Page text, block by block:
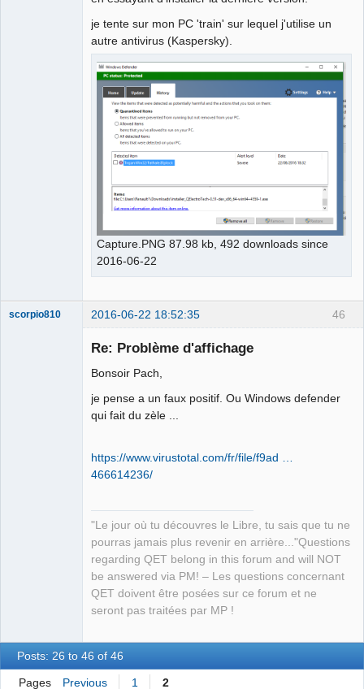
je tente sur mon PC 'train' sur lequel j'utilise un
autre antivirus (Kaspersky).
Capture.PNG 87.98 kb, 492 downloads since
2016-06-22
46
scorpio810 2016-06-22 18:52:35
Re: Problème d'affichage
Bonsoir Pach,
je pense a un faux positif. Ou Windows defender
qui fait du zèle ...
https://www.virustotal.com/fr/file/f9ad …
466614236/
"Le jour où tu découvres le Libre, tu sais que tu ne
pourras jamais plus revenir en arrière..."Questions
regarding QET belong in this forum and will NOT
be answered via PM! – Les questions concernant
QET doivent être posées sur ce forum et ne
seront pas traitées par MP !
Posts: 26 to 46 of 46
Pages Previous 1 2